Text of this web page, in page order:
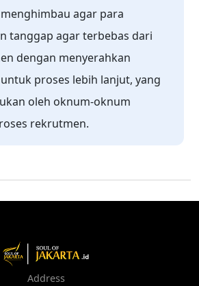
agar para
tanggap agar terbebas dari
dengan menyerahkan
proses lebih lanjut, yang
oleh oknum-oknum
rekrutmen.
Address